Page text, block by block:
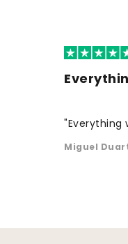
"Everything
Miguel